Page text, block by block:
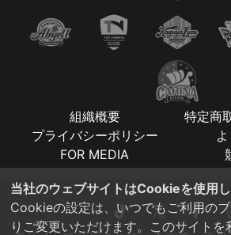
組織概要
特定商
プライバシーポリシー
FOR MEDIA
当社のウェブサイトはCookieを使用し
Cookieの設定は、いつでもご利用の
りご変更いただけます。このサイトを